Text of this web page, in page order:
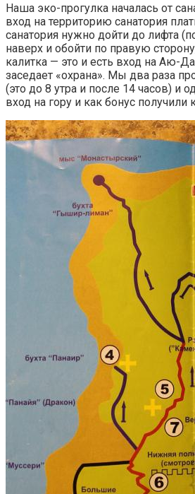
Наша эко-прогулка началась от
вход на территорию санатория
санатория нужно дойти до лифта
наверх и обойти по правую
калитка — это и есть вход на Аю-
заседает «охрана». Мы два раза
(это до 8 утра и после 14 часов) и
вход на гору и как бонус получили